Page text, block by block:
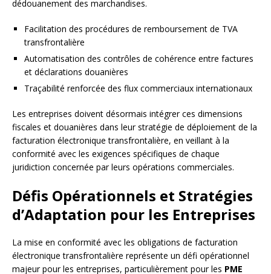
dédouanement des marchandises.
Facilitation des procédures de remboursement de TVA
transfrontalière
Automatisation des contrôles de cohérence entre factures
et déclarations douanières
Traçabilité renforcée des flux commerciaux internationaux
Les entreprises doivent désormais intégrer ces dimensions
fiscales et douanières dans leur stratégie de déploiement de la
facturation électronique transfrontalière, en veillant à la
conformité avec les exigences spécifiques de chaque
juridiction concernée par leurs opérations commerciales.
Défis Opérationnels et Stratégies
d’Adaptation pour les Entreprises
La mise en conformité avec les obligations de facturation
électronique transfrontalière représente un défi opérationnel
majeur pour les entreprises, particulièrement pour les PME